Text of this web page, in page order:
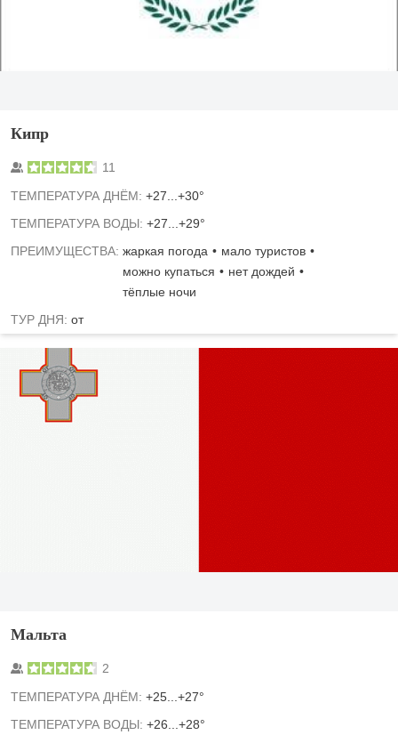
Кипр
11
TЕМПЕРАТУРА ДНЁМ: +27...+30°
ТЕМПЕРАТУРА ВОДЫ: +27...+29°
ПРЕИМУЩЕСТВА: жаркая погода
мало туристов
можно купаться
нет дождей
тёплые ночи
ТУР ДНЯ: от
Мальта
2
TЕМПЕРАТУРА ДНЁМ: +25...+27°
ТЕМПЕРАТУРА ВОДЫ: +26...+28°